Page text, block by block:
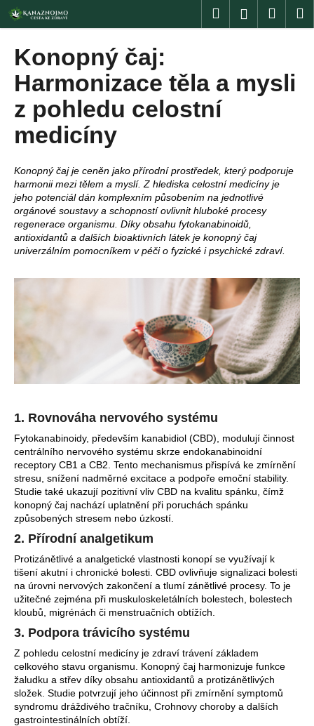
Přejít
na
obsah
Hledat Přihlášení
Konopný čaj:
Harmonizace těla a mysli
z pohledu celostní
medicíny
Konopný čaj je ceněn jako přírodní prostředek, který podporuje
harmonii mezi tělem a myslí. Z hlediska celostní medicíny je
jeho potenciál dán komplexním působením na jednotlivé
orgánové soustavy a schopností ovlivnit hluboké procesy
regenerace organismu. Díky obsahu fytokanabinoidů,
antioxidantů a dalších bioaktivních látek je konopný čaj
univerzálním pomocníkem v péči o fyzické i psychické zdraví.
1. Rovnováha nervového systému
Fytokanabinoidy, především kanabidiol (CBD), modulují činnost
centrálního nervového systému skrze endokanabinoidní
receptory CB1 a CB2. Tento mechanismus přispívá ke zmírnění
stresu, snížení nadměrné excitace a podpoře emoční stability.
Studie také ukazují pozitivní vliv CBD na kvalitu spánku, čímž
konopný čaj nachází uplatnění při poruchách spánku
způsobených stresem nebo úzkostí.
2. Přírodní analgetikum
Protizánětlivé a analgetické vlastnosti konopí se využívají k
tišení akutní i chronické bolesti. CBD ovlivňuje signalizaci bolesti
na úrovni nervových zakončení a tlumí zánětlivé procesy. To je
užitečné zejména při muskuloskeletálních bolestech, bolestech
kloubů, migrénách či menstruačních obtížích.
3. Podpora trávicího systému
Z pohledu celostní medicíny je zdraví trávení základem
celkového stavu organismu. Konopný čaj harmonizuje funkce
žaludku a střev díky obsahu antioxidantů a protizánětlivých
složek. Studie potvrzují jeho účinnost při zmírnění symptomů
syndromu dráždivého tračníku, Crohnovy choroby a dalších
gastrointestinálních obtíží.
K
o
C
o
p
o
t
ř
e
b
u
j
e
t
e
a
j
í
t
HLEDAT
D
o
p
o
r
u
č
u
j
e
m
e